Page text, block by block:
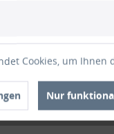
PE
Cookies, um
Nur